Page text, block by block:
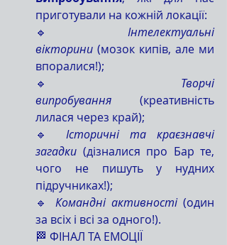
приготували на кожній локації:
🔹 Інтелектуальні
вікторини (мозок кипів, але ми
впоралися!);
🔹 Творчі
випробування (креативність
лилася через край);
🔹 Історичні та краєзнавчі
загадки (дізналися про Бар те,
чого не пишуть у нудних
підручниках!);
🔹 Командні активності (один
за всіх і всі за одного!).
🏁 ФІНАЛ ТА ЕМОЦІЇ